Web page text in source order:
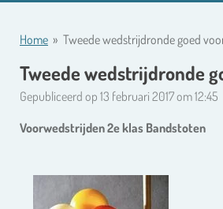
Home » Tweede wedstrijdronde goed
Tweede wedstrijdronde
Gepubliceerd op 13 februari 2017 om 12:45
Voorwedstrijden 2e klas Bandstoten